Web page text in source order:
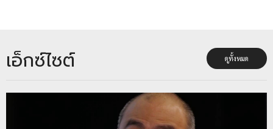
เอ็กซ์ไซต์ ดูทั้งหมด